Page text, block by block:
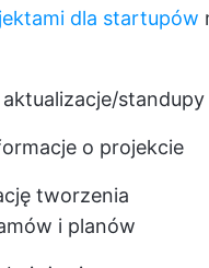
dla startupów
standupy
o projekcie
tworzenia
i planów